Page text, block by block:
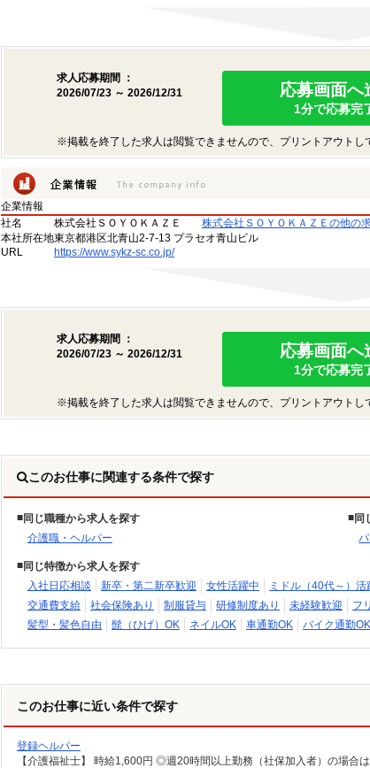
求人応募期間 ：
2026/07/23 ～ 2026/12/31
応募画面へ
1分で応募完
※掲載を終了した求人は閲覧できませんので、プリントアウトし
企業情報
社名
株式会社ＳＯＹＯＫＡＺＥ
株式会社ＳＯＹＯＫＡＺＥの他の
本社所在地東京都港区北青山2-7-13 プラセオ青山ビル
URL
https://www.sykz-sc.co.jp/
求人応募期間 ：
2026/07/23 ～ 2026/12/31
応募画面へ
1分で応募完
※掲載を終了した求人は閲覧できませんので、プリントアウトし
このお仕事に関連する条件で探す
同じ職種から求人を探す
介護職・ヘルパー
同
同じ特徴から求人を探す
入社日応相談
新卒・第二新卒歓迎 女性活躍中 ミドル（40代～）活
交通費支給
社会保険あり 制服貸与 研修制度あり 未経験歓迎 フ
髪型・髪色自由
髭（ひげ）OK ネイルOK 車通勤OK バイク通勤OK
このお仕事に近い条件で探す
登録ヘルパー